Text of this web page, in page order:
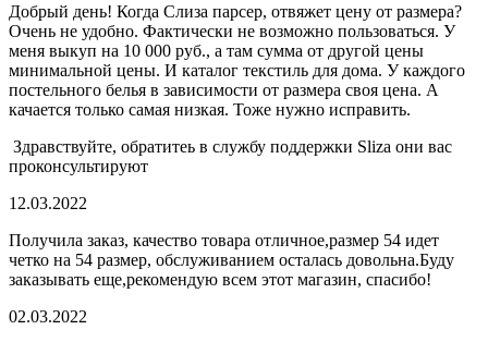
Добрый день! Когда Слиза парсер, отвяжет цену от размера?
Очень не удобно. Фактически не возможно пользоваться. У
меня выкуп на 10 000 руб., а там сумма от другой цены
минимальной цены. И каталог текстиль для дома. У каждого
постельного белья в зависимости от размера своя цена. А
качается только самая низкая. Тоже нужно исправить.
Здравствуйте, обратитеь в службу поддержки Sliza они вас
проконсультируют
12.03.2022
Получила заказ, качество товара отличное,размер 54 идет
четко на 54 размер, обслуживанием осталась довольна.Буду
заказывать еще,рекомендую всем этот магазин, спасибо!
02.03.2022